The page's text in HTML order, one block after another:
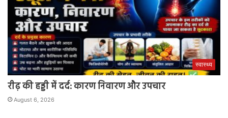
स्वास्थ्य
रीढ़ की हड्डी में दर्द: कारण निवारण और उपचार
August 6, 2026